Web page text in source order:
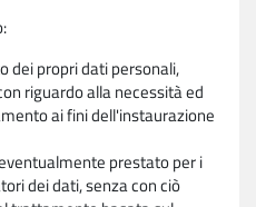
dei propri dati personali,
riguardo alla necessità ed
ai fini dell'instaurazione
prestato per i
dei dati, senza con ciò